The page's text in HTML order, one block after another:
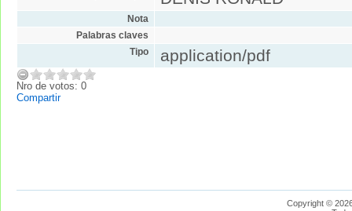
Nota
Palabras claves
Tipo
application/pdf
Nro de votos: 0
Compartir
Copyright ©